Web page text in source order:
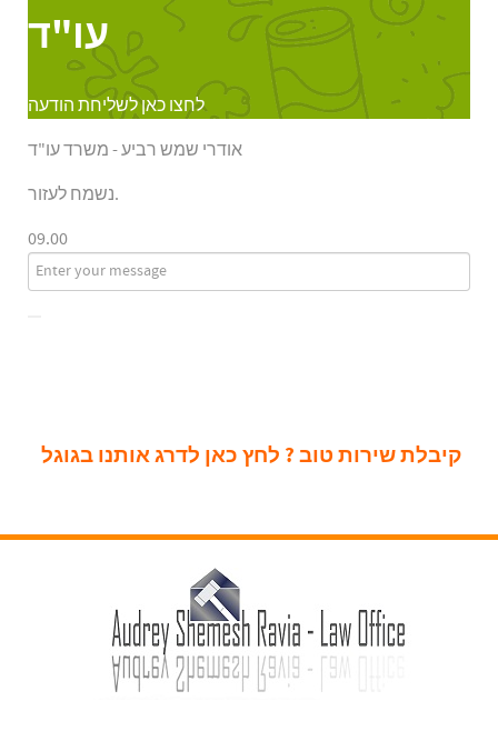
עו"ד
לחצו כאן לשליחת הודעה
אודרי שמש רביע - משרד עו"ד
נשמח לעזור.
09.00
קיבלת שירות טוב ? לחץ כאן לדרג אותנו בגוגל